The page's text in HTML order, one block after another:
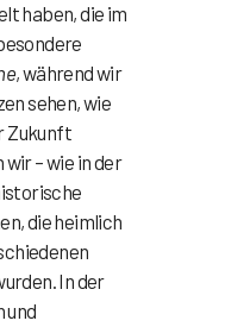
haben, die im
, während wir
sehen, wie
Zukunft
– wie in der
die heimlich
In der
und